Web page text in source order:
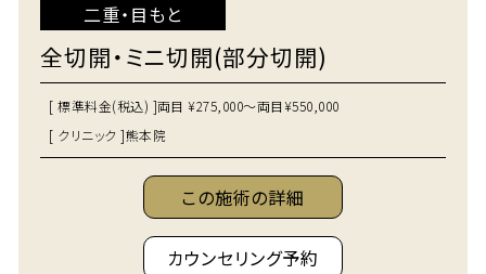
二重・目もと
全切開・ミニ切開(部分切開)
[ 標準料金(税込) ]両目 ¥275,000～両目¥550,000
[ クリニック ]熊本院
この施術の詳細
カウンセリング予約